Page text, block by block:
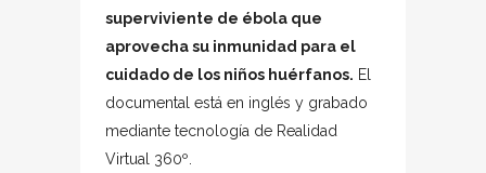
superviviente de ébola que
aprovecha su inmunidad para el
cuidado de los niños huérfanos. El
documental está en inglés y grabado
mediante tecnología de Realidad
Virtual 360º.